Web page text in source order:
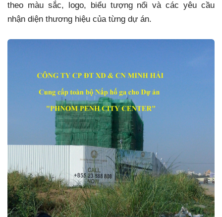
theo màu sắc, logo, biểu tượng nổi và các yêu cầu
nhận diện thương hiệu của từng dự án.